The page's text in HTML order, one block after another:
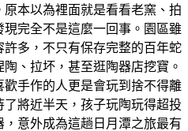
原本以為裡面就是看看老窯、拍
完全不是這麼一回事。園區雖
多，不只有保存完整的百年蛇
、拉坏，甚至逛陶器店挖寶。
手作的人更是會玩到捨不得離
將近半天，孩子玩陶玩得超投
意外成為這趟日月潭之旅最有